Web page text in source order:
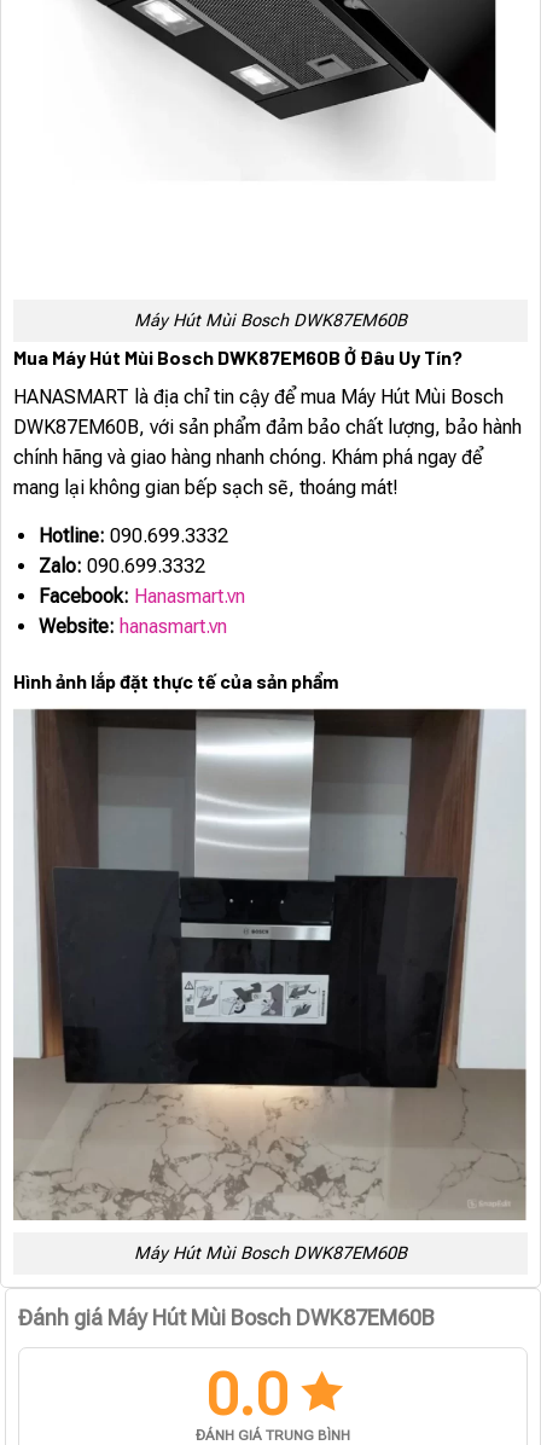
Máy Hút Mùi Bosch DWK87EM60B
Mua Máy Hút Mùi Bosch DWK87EM60B Ở Đâu Uy Tín?
HANASMART là địa chỉ tin cậy để mua Máy Hút Mùi Bosch
DWK87EM60B, với sản phẩm đảm bảo chất lượng, bảo hành
chính hãng và giao hàng nhanh chóng. Khám phá ngay để
mang lại không gian bếp sạch sẽ, thoáng mát!
Hotline: 090.699.3332
Zalo: 090.699.3332
Facebook: Hanasmart.vn
Website: hanasmart.vn
Hình ảnh lắp đặt thực tế của sản phẩm
Máy Hút Mùi Bosch DWK87EM60B
Đánh giá Máy Hút Mùi Bosch DWK87EM60B
0.0
ĐÁNH GIÁ TRUNG BÌNH